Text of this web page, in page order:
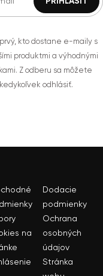
kto dostane e-maily s
produktmi a výhodnými
Z odberu sa môžete
kedykoľvek odhlásiť.
Dodacie
podmienky
na
Ochrana
osobných
údajov
Stránka